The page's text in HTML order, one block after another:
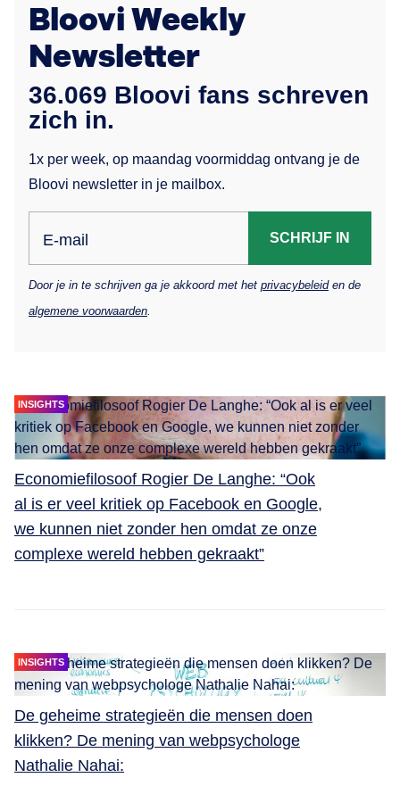
Bloovi Weekly
Newsletter
36.069 Bloovi fans schreven
zich in.
1x per week, op maandag voormiddag ontvang je de
Bloovi newsletter in je mailbox.
E-mail SCHRIJF IN
Door je in te schrijven ga je akkoord met het privacybeleiden de
algemene voorwaarden
INSIGHTS
Economiefilosoof Rogier De Langhe: “Ook
al is er veel kritiek op Facebook en Google,
we kunnen niet zonder hen omdat ze onze
complexe wereld hebben gekraakt”
INSIGHTS
De geheime strategieën die mensen doen
klikken? De mening van webpsychologe
Nathalie Nahai: